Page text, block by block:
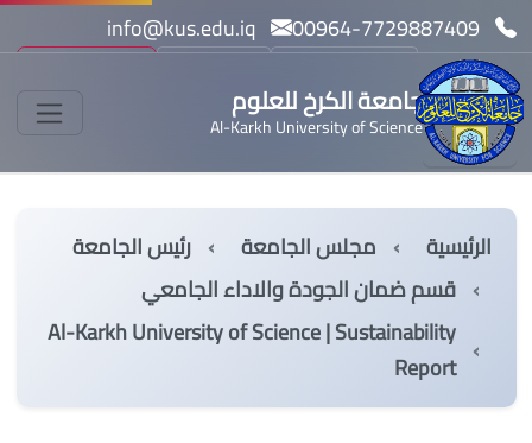
info@kus.edu.iq
بحث
جامعة الكرخ للعلوم
Al-Karkh University of Science
الرئيسية مجلس الجامعة
رئيس الجامعة
قسم ضمان الجودة والاداء الجامعي
Al-Karkh University of Science | Sustainability
Report